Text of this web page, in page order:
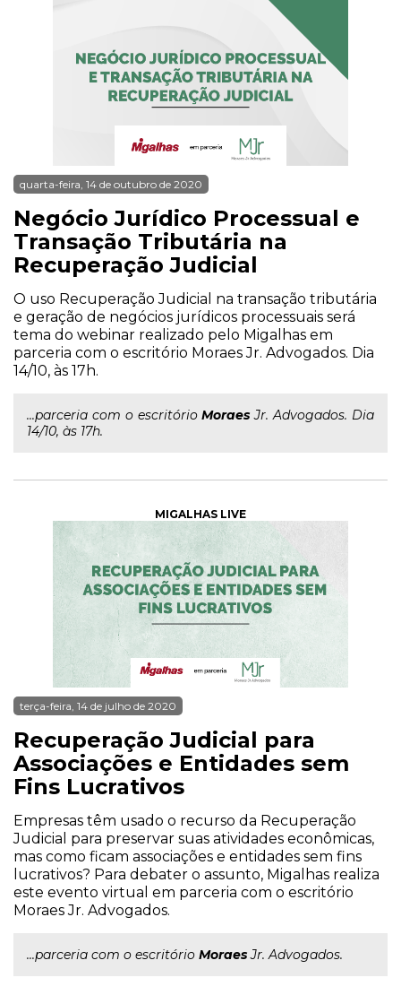
quarta-feira, 14 de outubro de 2020
Negócio Jurídico Processual e
Transação Tributária na
Recuperação Judicial
O uso Recuperação Judicial na transação tributária
e geração de negócios jurídicos processuais será
tema do webinar realizado pelo Migalhas em
parceria com o escritório Moraes Jr. Advogados. Dia
14/10, às 17h.
...parceria com o escritórioMoraes Jr. Advogados. Dia
14/10, às 17h.
MIGALHAS LIVE
terça-feira, 14 de julho de 2020
Recuperação Judicial para
Associações e Entidades sem
Fins Lucrativos
Empresas têm usado o recurso da Recuperação
Judicial para preservar suas atividades econômicas,
mas como ficam associações e entidades sem fins
lucrativos? Para debater o assunto, Migalhas realiza
este evento virtual em parceria com o escritório
Moraes Jr. Advogados.
...parceria com o escritório MoraesJr. Advogados.